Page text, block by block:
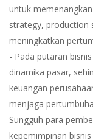
untuk
strategy, production
meningkatkan
- Pada putaran
dinamika pasar,
keuangan
menjaga
Sungguh para
kepemimpinan